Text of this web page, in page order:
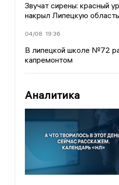
Звучат сирены: красный
накрыл Липецкую область
04/08 19:36
В липецкой школе №72
капремонтом
Аналитика